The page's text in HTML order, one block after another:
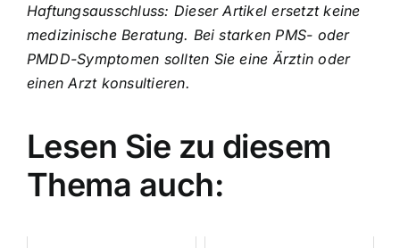
Haftungsausschluss: Dieser Artikel ersetzt keine
medizinische Beratung. Bei starken PMS- oder
PMDD-Symptomen sollten Sie eine Ärztin oder
einen Arzt konsultieren.
Lesen Sie zu diesem
Thema auch: